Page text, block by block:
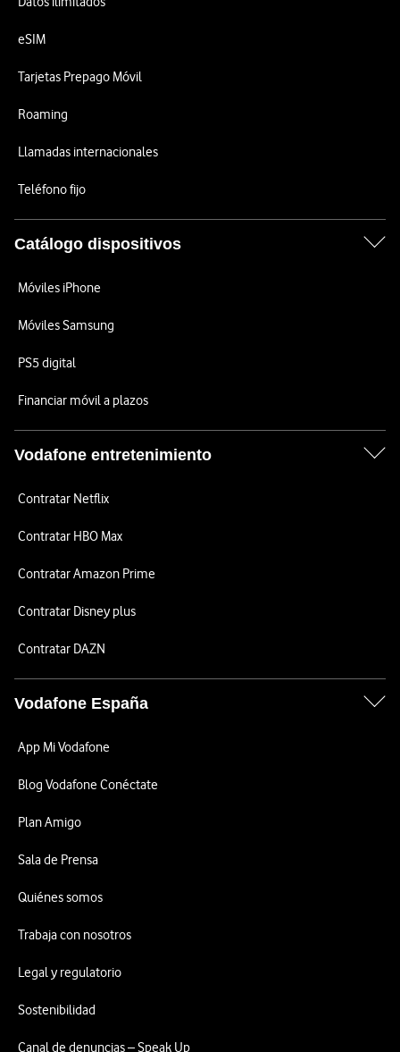
eSIM
Tarjetas Prepago Móvil
Roaming
Llamadas internacionales
Teléfono fijo
Catálogo dispositivos
Móviles iPhone
Móviles Samsung
PS5 digital
Financiar móvil a plazos
Vodafone entretenimiento
Contratar Netflix
Contratar HBO Max
Contratar Amazon Prime
Contratar Disney plus
Contratar DAZN
Vodafone España
App Mi Vodafone
Blog Vodafone Conéctate
Plan Amigo
Sala de Prensa
Quiénes somos
Trabaja con nosotros
Legal y regulatorio
Sostenibilidad
Canal de denuncias – Speak Up